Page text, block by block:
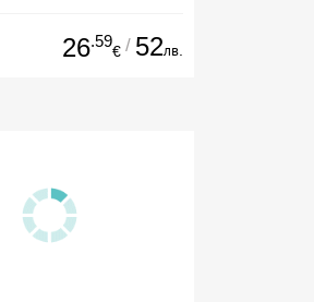
26.59
€ / 52лв.